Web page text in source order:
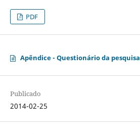
PDF
Apêndice - Questionário da pesquisa
Publicado
2014-02-25